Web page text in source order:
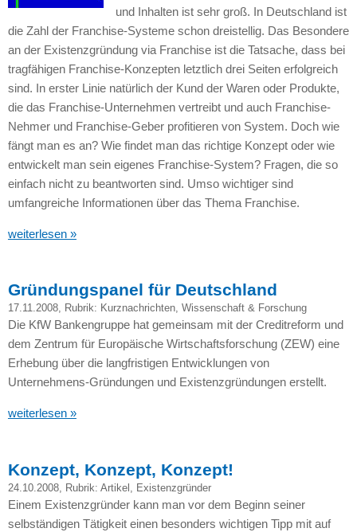
und Inhalten ist sehr groß. In Deutschland ist
die Zahl der Franchise-Systeme schon dreistellig. Das Besondere
an der Existenzgründung via Franchise ist die Tatsache, dass bei
tragfähigen Franchise-Konzepten letztlich drei Seiten erfolgreich
sind. In erster Linie natürlich der Kund der Waren oder Produkte,
die das Franchise-Unternehmen vertreibt und auch Franchise-
Nehmer und Franchise-Geber profitieren von System. Doch wie
fängt man es an? Wie findet man das richtige Konzept oder wie
entwickelt man sein eigenes Franchise-System? Fragen, die so
einfach nicht zu beantworten sind. Umso wichtiger sind
umfangreiche Informationen über das Thema Franchise.
weiterlesen »
Gründungspanel für Deutschland
17.11.2008, Rubrik: Kurznachrichten, Wissenschaft & Forschung
Die KfW Bankengruppe hat gemeinsam mit der Creditreform und
dem Zentrum für Europäische Wirtschaftsforschung (ZEW) eine
Erhebung über die langfristigen Entwicklungen von
Unternehmens-Gründungen und Existenzgründungen erstellt.
weiterlesen »
Konzept, Konzept, Konzept!
24.10.2008, Rubrik: Artikel , Existenzgründer
Einem Existenzgründer kann man vor dem Beginn seiner
selbständigen Tätigkeit einen besonders wichtigen Tipp mit auf